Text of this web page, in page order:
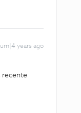
years ago
recente